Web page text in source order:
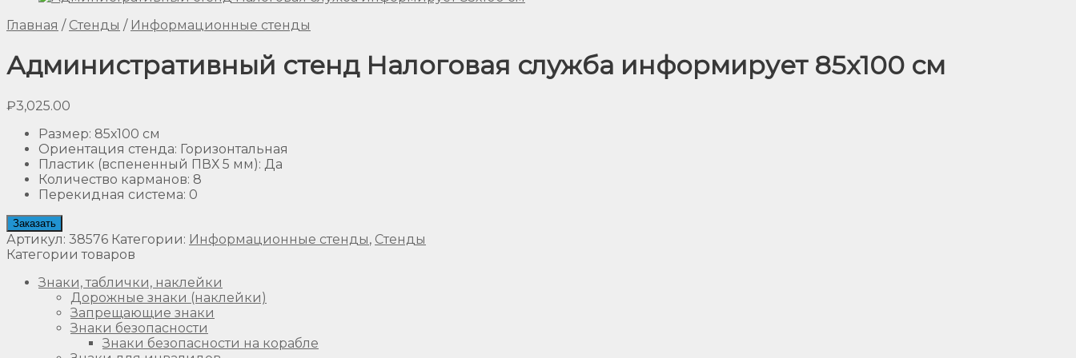
Главная / Стенды / Информационные стенды
Административный стенд Налоговая служба информирует 85х100 см
₽3,025.00
Размер: 85х100 см
Ориентация стенда: Горизонтальная
Пластик (вспененный ПВХ 5 мм): Да
Количество карманов: 8
Перекидная система: 0
Заказать
Артикул: 38576 Категории: Информационные стенды, Стенды
Категории товаров
Знаки, таблички, наклейки
Дорожные знаки (наклейки)
Запрещающие знаки
Знаки безопасности
Знаки безопасности на корабле